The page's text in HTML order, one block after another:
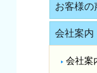
お客様の
会社案内
会社案